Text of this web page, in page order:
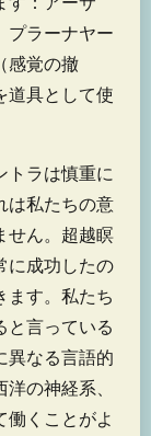
プラーナヤー
感覚の撤
道具として使
トラは慎重に
は私たちの意
せん。超越瞑
に成功したの
ます。私たち
と言っている
異なる言語的
の神経系、
働くことがよ